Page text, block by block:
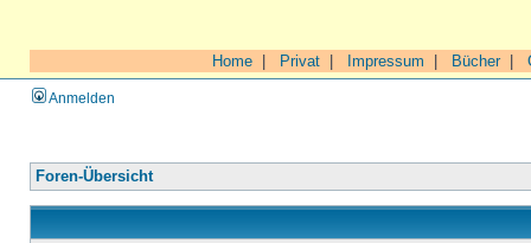
Home Privat Impressum Bücher|
Anmelden
Foren-Übersicht